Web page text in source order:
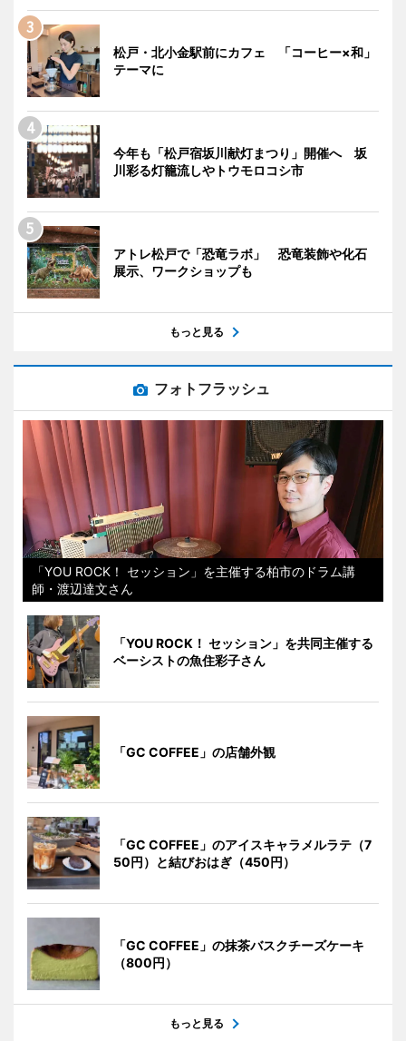
松戸・北小金駅前にカフェ 「コーヒー×和」
テーマに
今年も「松戸宿坂川献灯まつり」開催へ 坂
川彩る灯籠流しやトウモロコシ市
アトレ松戸で「恐竜ラボ」 恐竜装飾や化石
展示、ワークショップも
もっと見る
フォトフラッシュ
「YOU ROCK！ セッション」を主催する柏市のドラム講
師・渡辺達文さん
「YOU ROCK！ セッション」を共同主催する
ベーシストの魚住彩子さん
「GC COFFEE」の店舗外観
「GC COFFEE」のアイスキャラメルラテ（7
50円）と結びおはぎ（450円）
「GC COFFEE」の抹茶バスクチーズケーキ
（800円）
もっと見る